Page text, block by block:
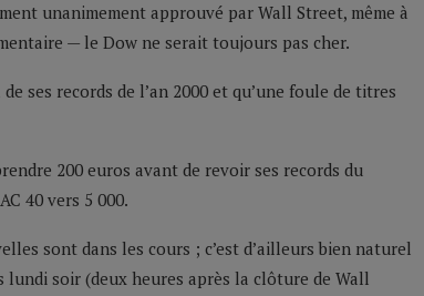
unanimement approuvé par Wall Street, même à
— le Dow ne serait toujours pas cher.
ses records de l’an 2000 et qu’une foule de titres
200 euros avant de revoir ses records du
40 vers 5 000.
sont dans les cours ; c’est d’ailleurs bien naturel
lundi soir (deux heures après la clôture de Wall